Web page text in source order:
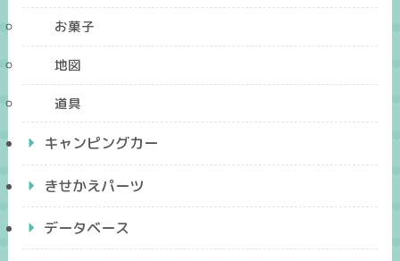
お菓子
地図
道具
キャンピングカー
きせかえパーツ
データベース